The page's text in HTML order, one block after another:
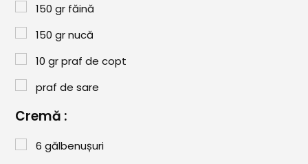
Aluaturi Dulci
Aluaturi Sărate
Pizza
Rețete cu Carne
150 gr făină
150 gr nucă
10 gr praf de copt
praf de sare
Cremă :
6 gălbenușuri